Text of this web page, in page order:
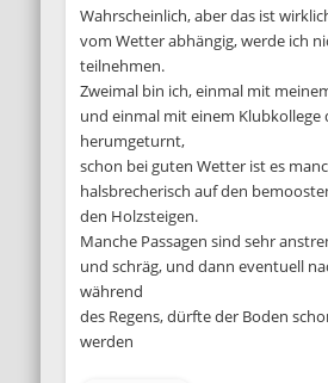
Wahrscheinlich, aber das ist
vom Wetter abhängig, werde ich
teilnehmen.
Zweimal bin ich, einmal mit
und einmal mit einem Klubkollege
herumgeturnt,
schon bei guten Wetter ist es
halsbrecherisch auf den
den Holzsteigen.
Manche Passagen sind sehr
und schräg, und dann eventuell
während
des Regens, dürfte der Boden
werden